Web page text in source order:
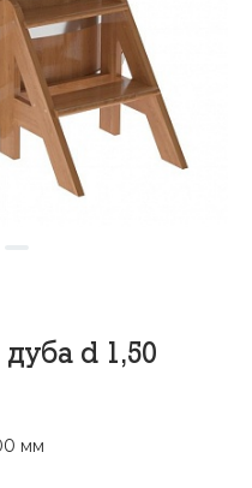
d 1,50
мм